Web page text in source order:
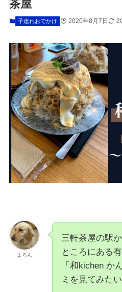
茶屋
子連れおでかけ 2020年8月7日
まろん
三軒茶屋の駅
ところにある
「和kichen か
ミを見てみた